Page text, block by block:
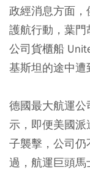
政經消息方面
護航行動，葉
公司貨櫃船
基斯坦的途中遭
德國最大航運公
示，即便美國
子襲擊，公司
過，航運巨頭馬